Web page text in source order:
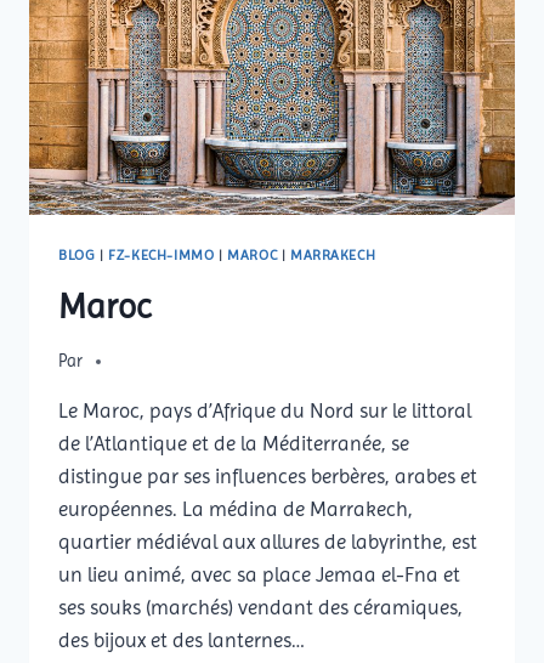
BLOG | FZ-KECH-IMMO | MAROC| MARRAKECH
Maroc
Par
Le Maroc, pays d’Afrique du Nord sur le littoral
de l’Atlantique et de la Méditerranée, se
distingue par ses influences berbères, arabes et
européennes. La médina de Marrakech,
quartier médiéval aux allures de labyrinthe, est
un lieu animé, avec sa place Jemaa el-Fna et
ses souks (marchés) vendant des céramiques,
des bijoux et des lanternes…